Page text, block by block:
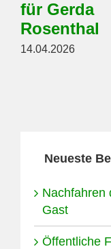
für Gerda
Rosenthal
14.04.2026
Neueste
Nachfahren
Gast
Öffentliche